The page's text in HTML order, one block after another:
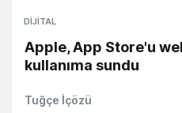
DIJITAL
Apple, App Store'u
kullanıma sundu
Tuğçe İçözü